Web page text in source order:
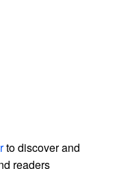
to discover and
readers